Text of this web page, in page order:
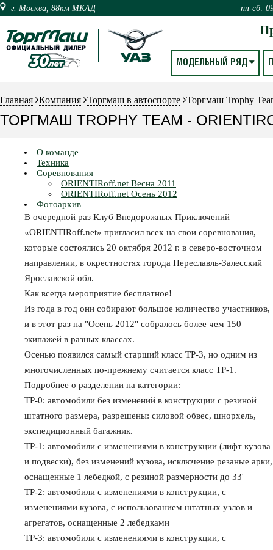
г. Москва, 88км МКАД пн-сб:
МОДЕЛЬНЫЙ РЯД
Главная Компания Торгмаш в автоспорте Торгмаш Trophy
ТОРГМАШ TROPHY TEAM -
О команде
Техника
Соревнования
ORIENTIRoff.net Весна 2011
ORIENTIRoff.net Осень 2012
Фотоархив
В очередной раз Клуб Внедорожных Приключений
«ORIENTIRoff.net» пригласил всех на свои соревнования,
которые состоялись 20 октября 2012 г. в северо-восточном
направлении, в окрестностях города Переславль-Залесский
Ярославской обл.
Как всегда мероприятие бесплатное!
Из года в год они собирают большое количество участников,
и в этот раз на "Осень 2012" собралось более чем 150
экипажей в разных классах.
Осенью появился самый старший класс ТР-3, но одним из
многочисленных по-прежнему считается класс ТР-1.
Подробнее о разделении на категории:
ТР-0: автомобили без изменений в конструкции с резиной
штатного размера, разрешены: силовой обвес, шнорхель,
экспедиционный багажник.
ТР-1: автомобили с изменениями в конструкции (лифт кузова
и подвески), без изменений кузова, исключение резаные арки,
оснащенные 1 лебедкой, с резиной размерности до 33'
ТР-2: автомобили с изменениями в конструкции, с
изменениями кузова, с использованием штатных узлов и
агрегатов, оснащенные 2 лебедками
ТР-3: автомобили с изменениями в конструкции, с